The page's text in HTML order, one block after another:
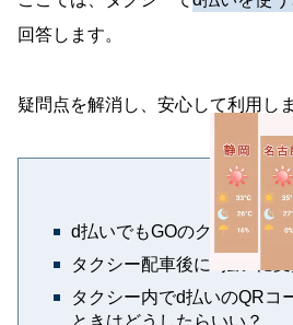
回答します。
疑問点を解消し、安心して利用し
d払いでもGOのクーポンは
タクシー配車後にd払いに変
タクシー内でd払いのQRコ
ときはどうしたらいい？